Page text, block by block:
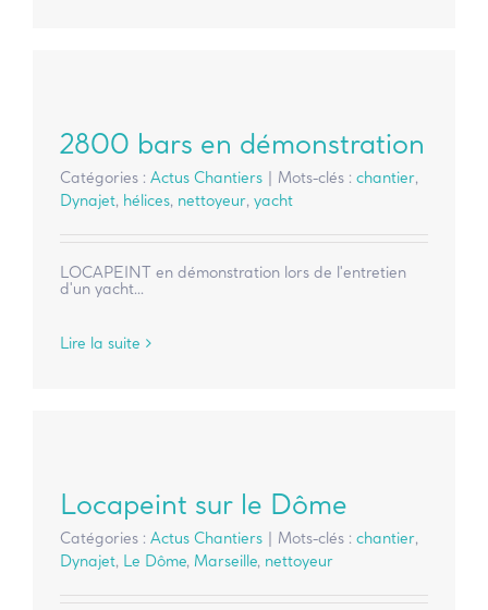
2800 bars en démonstration
Catégories : Actus Chantiers | Mots-clés : chantier,
Dynajet, hélices, nettoyeur, yacht
LOCAPEINT en démonstration lors de l'entretien
d'un yacht...
Lire la suite
Locapeint sur le Dôme
Catégories : Actus Chantiers | Mots-clés : chantier,
Dynajet, Le Dôme, Marseille, nettoyeur